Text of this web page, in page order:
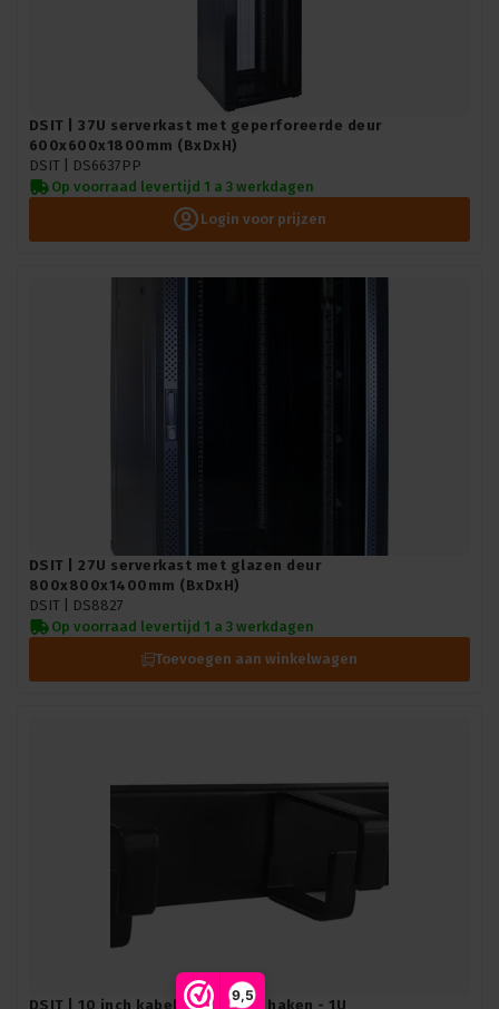
9,5
DSIT | 37U serverkast met geperforeerde deur
600x600x1800mm (BxDxH)
DSIT |
DS6637PP
Op voorraad levertijd 1 a 3 werkdagen
Login voor prijzen
DSIT | 27U serverkast met glazen deur
800x800x1400mm (BxDxH)
DSIT |
DS8827
Op voorraad levertijd 1 a 3 werkdagen
Toevoegen aan winkelwagen
DSIT | 10 inch kabelgoot met 3 haken - 1U